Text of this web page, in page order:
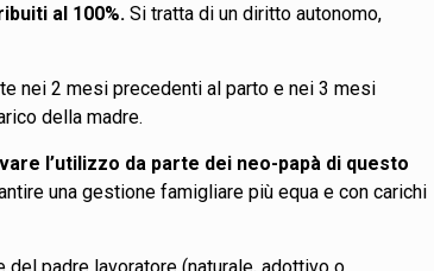
al 100%. Si tratta di un diritto autonomo,
nei 2 mesi precedenti al parto e nei 3 mesi
della madre.
l’utilizzo da parte dei neo-papà di questo
una gestione famigliare più equa e con carichi